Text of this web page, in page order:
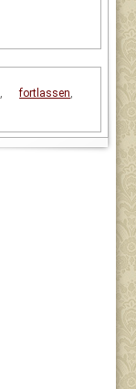
, fortlassen,